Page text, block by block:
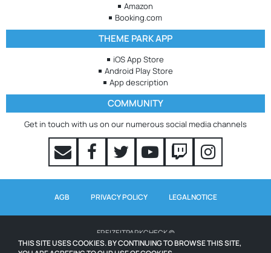
Amazon
Booking.com
THEME PARK APP
iOS App Store
Android Play Store
App description
COMMUNITY
Get in touch with us on our numerous social media channels
AGB PRIVACY POLICY LEGAL NOTICE
FREIZEITPARKCHECK ©
THIS SITE USES COOKIES. BY CONTINUING TO BROWSE THIS SITE,